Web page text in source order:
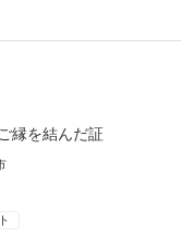
縁を結んだ証